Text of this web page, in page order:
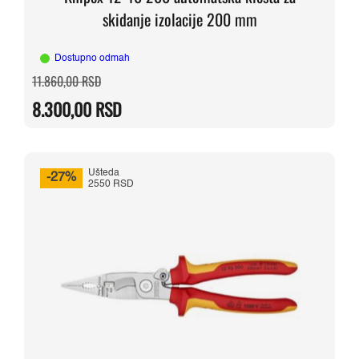
skidanje izolacije 200 mm
Dostupno odmah
11.860,00RSDOriginalna
cena
bila:
11.860,00 RSD.
8.300,00RSD
Trenutna
cena
8.300,00 RSD.
-27%
Ušteda
2550 RSD